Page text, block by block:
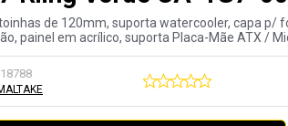
de 120mm, suporta watercooler, capa p/
painel em acrílico, suporta Placa-Mãe ATX /